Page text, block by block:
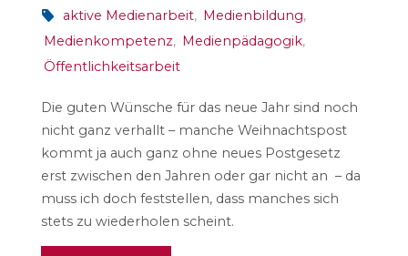
aktive Medienarbeit, Medienbildung,
Medienkompetenz, Medienpädagogik,
Öffentlichkeitsarbeit
Die guten Wünsche für das neue Jahr sind noch
nicht ganz verhallt – manche Weihnachtspost
kommt ja auch ganz ohne neues Postgesetz
erst zwischen den Jahren oder gar nicht an – da
muss ich doch feststellen, dass manches sich
stets zu wiederholen scheint.